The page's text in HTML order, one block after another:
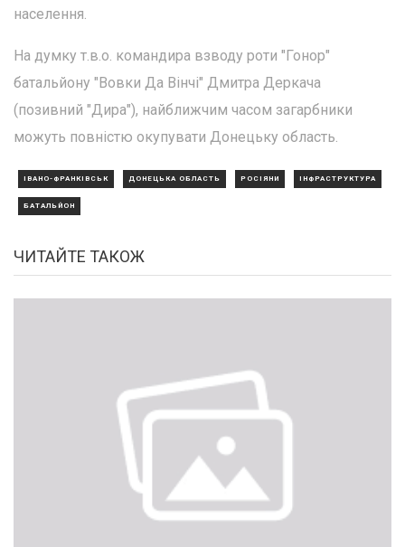
населення.
На думку т.в.о. командира взводу роти "Гонор"
батальйону "Вовки Да Вінчі" Дмитра Деркача
(позивний "Дира"), найближчим часом загарбники
можуть повністю окупувати Донецьку область.
ІВАНО-ФРАНКІВСЬК ДОНЕЦЬКА ОБЛАСТЬ РОСІЯНИ ІНФРАСТРУКТУРА
БАТАЛЬЙОН
ЧИТАЙТЕ ТАКОЖ